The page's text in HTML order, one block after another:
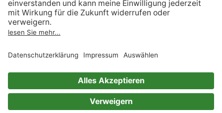
Verträge hier kündigen
Impressum
Immer ein gutes Buch